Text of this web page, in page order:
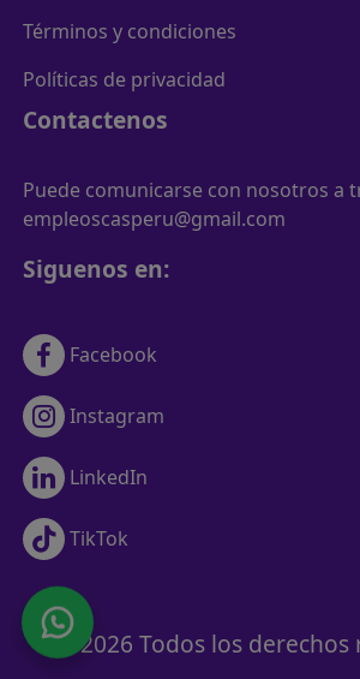
Términos y condiciones
Políticas de privacidad
Contactenos
Puede comunicarse con nosotros a
empleoscasperu@gmail.com
Siguenos en:
Facebook
Instagram
LinkedIn
TikTok
© 2026 Todos los derechos